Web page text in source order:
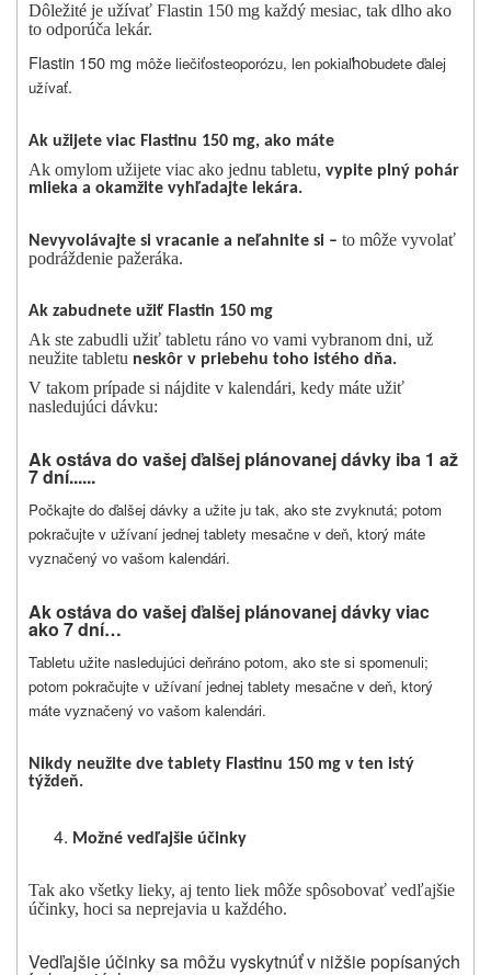
Dôležité je užívať Flastin 150 mg každý mesiac, tak dlho ako
to odporúča lekár.
Flastin 150 mg môže liečiťosteoporózu, len pokiaľhobudete ďalej
užívať.
Ak užijete viac Flastinu 150 mg, ako máte
Ak omylom užijete viac ako jednu tabletu, vypite plný pohár
mlieka a okamžite vyhľadajte lekára.
Nevyvolávajte si vracanie a neľahnite si – to môže vyvolať
podráždenie pažeráka.
Ak zabudnete užiť Flastin 150 mg
Ak ste zabudli užiť tabletu ráno vo vami vybranom dni, už
neužite tabletu neskôr v priebehu toho istého dňa.
V takom prípade si nájdite v kalendári, kedy máte užiť
nasledujúci dávku:
Ak ostáva do vašej ďalšej plánovanej dávky iba 1 až
7 dní......
Počkajte do ďalšej dávky a užite ju tak, ako ste zvyknutá; potom
pokračujte v užívaní jednej tablety mesačne v deň, ktorý máte
vyznačený vo vašom kalendári.
Ak ostáva do vašej ďalšej plánovanej dávky viac
ako 7 dní…
Tabletu užite nasledujúci deňráno potom, ako ste si spomenuli;
potom pokračujte v užívaní jednej tablety mesačne v deň, ktorý
máte vyznačený vo vašom kalendári.
Nikdy neužite dve tablety Flastinu 150 mg v ten istý
týždeň.
Možné vedľajšie účinky
Tak ako všetky lieky, aj tento liek môže spôsobovať vedľajšie
účinky, hoci sa neprejavia u každého.
Vedľajšie účinky sa môžu vyskytnúť v nižšie popísaných